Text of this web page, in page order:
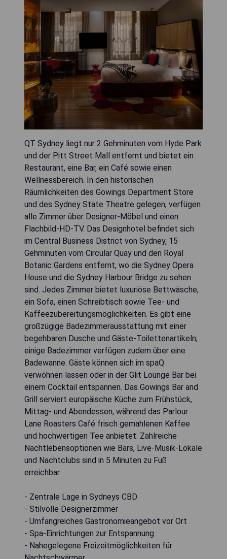
QT Sydney liegt nur 2 Gehminuten vom Hyde Park
und der Pitt Street Mall entfernt und bietet ein
Restaurant, eine Bar, ein Café sowie einen
Wellnessbereich. In den historischen
Räumlichkeiten des Gowings Department Store
und des Sydney State Theatre gelegen, verfügen
alle Zimmer über Designer-Möbel und einen
Flachbild-HD-TV. Das Designhotel befindet sich
im Central Business District von Sydney, 15
Gehminuten vom Circular Quay und den Royal
Botanic Gardens entfernt, wo die Sydney Opera
House und die Sydney Harbour Bridge zu sehen
sind. Jedes Zimmer bietet luxuriöse Bettwäsche,
ein Sofa, einen Schreibtisch sowie Tee- und
Kaffeezubereitungsmöglichkeiten. Es gibt eine
großzügige Badezimmerausstattung mit einer
begehbaren Dusche und Gäste-Toilettenartikeln;
einige Badezimmer verfügen zudem über eine
Badewanne. Gäste können sich im spaQ
verwöhnen lassen oder in der Glit Lounge Bar bei
einem Cocktail entspannen. Das Gowings Bar and
Grill serviert europäische Küche zum Frühstück,
Mittag- und Abendessen, während das Parlour
Lane Roasters Café frisch gemahlenen Kaffee
und hochwertigen Tee anbietet. Zahlreiche
Nachtlebensoptionen wie Bars, Live-Musik-Lokale
und Nachtclubs sind in 5 Minuten zu Fuß
erreichbar.
- Zentrale Lage in Sydneys CBD
- Stilvolle Designerzimmer
- Umfangreiches Gastronomieangebot vor Ort
- Spa-Einrichtungen zur Entspannung
- Nahegelegene Freizeitmöglichkeiten für